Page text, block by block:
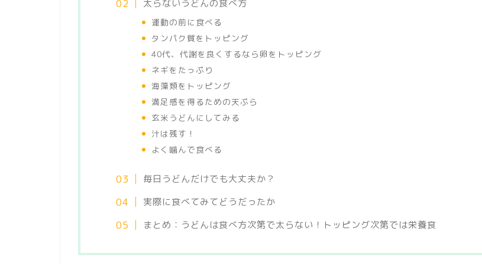
太らないうどんの食べ方
運動の前に食べる
タンパク質をトッピング
40代、代謝を良くするなら卵をトッピング
ネギをたっぷり
海藻類をトッピング
満足感を得るための天ぷら
玄米うどんにしてみる
汁は残す！
よく噛んで食べる
毎日うどんだけでも大丈夫か？
実際に食べてみてどうだったか
まとめ：うどんは食べ方次第で太らない！トッピング次第では栄養食